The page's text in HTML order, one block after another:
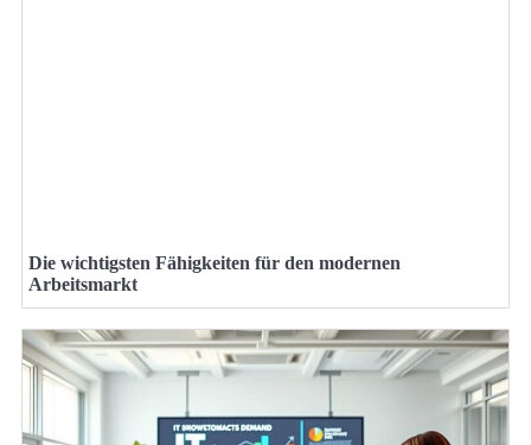
Die wichtigsten Fähigkeiten für den modernen
Arbeitsmarkt